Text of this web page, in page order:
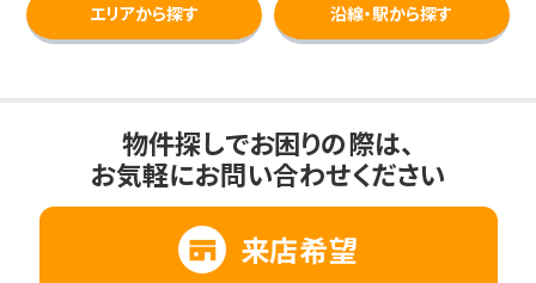
エリアから探す 沿線・駅から探す
物件探しでお困りの際は、
お気軽にお問い合わせください
来店希望